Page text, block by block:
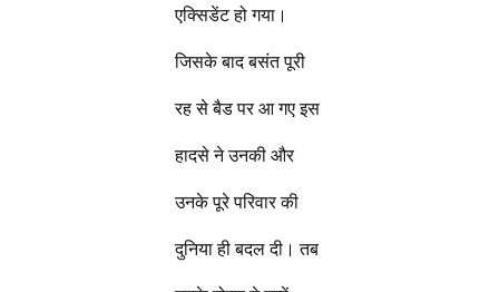
एक्सिडेंट हो गया।
जिसके बाद बसंत पूरी
रह से बैड पर आ गए इस
हादसे ने उनकी और
उनके पूरे परिवार की
दुनिया ही बदल दी। तब